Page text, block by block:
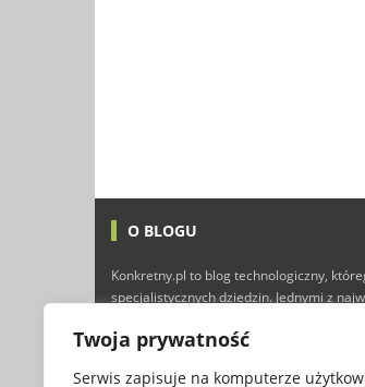
Twoja prywatność
Serwis zapisuje na komputerze
O BLOGU
Konkretny.pl to blog technologiczny,
specjalistycznych dziedzin. Jednymi z
technologii i Internetu, ale nie brakuje
finansów, marketingu, programowania,